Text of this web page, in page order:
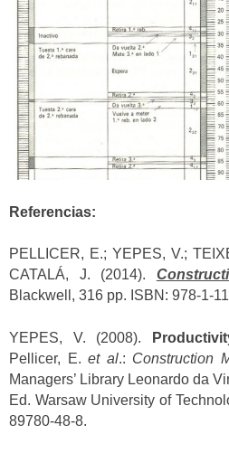
Referencias:
PELLICER, E.; YEPES, V.;
CATALÁ, J. (2014).
Blackwell, 316 pp. ISBN: 978-1-
YEPES, V. (2008).
Pellicer, E. et al.: Construction
Managers’ Library Leonardo da
Ed. Warsaw University of
89780-48-8.